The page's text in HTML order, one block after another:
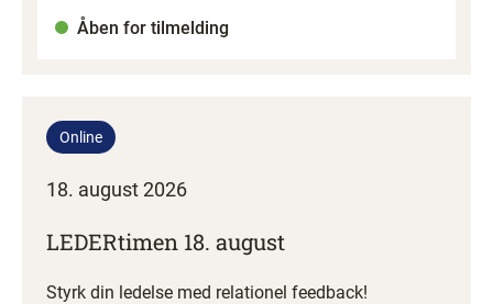
Åben for tilmelding
Online
18. august 2026
LEDERtimen 18. august
Styrk din ledelse med relationel feedback!